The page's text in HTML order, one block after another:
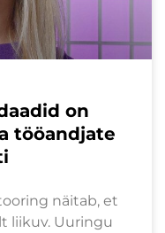
on
tööandjate
näitab, et
liikuv. Uuringu